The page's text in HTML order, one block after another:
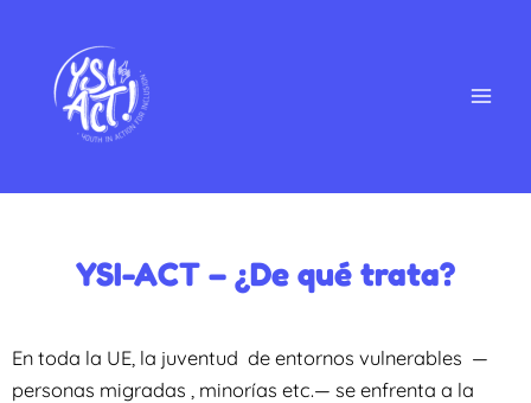
contenido
YSI-ACT – ¿De qué trata?
En toda la UE, la juventud de entornos vulnerables —
personas migradas , minorías etc.— se enfrenta a la